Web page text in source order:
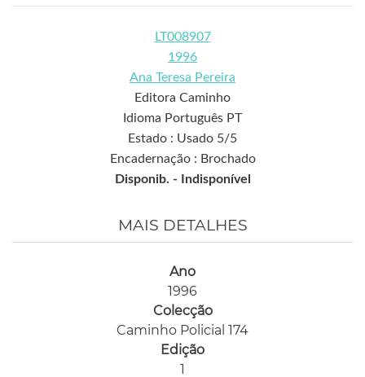
LT008907
1996
Ana Teresa Pereira
Editora Caminho
Idioma Português PT
Estado : Usado 5/5
Encadernação : Brochado
Disponib. -
Indisponível
MAIS DETALHES
Ano
1996
Colecção
Caminho Policial 174
Edição
1